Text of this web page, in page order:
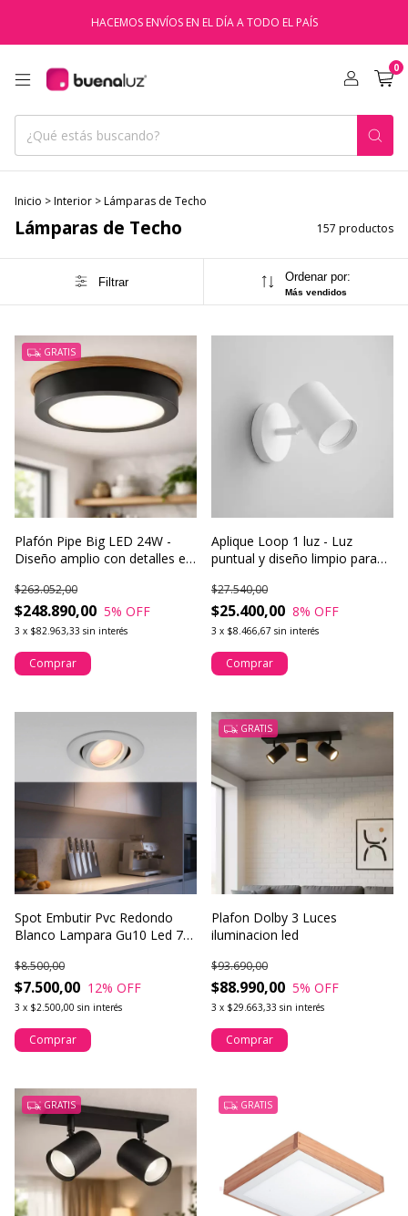
HACEMOS ENVÍOS EN EL DÍA A TODO EL PAÍS
0
Inicio >Interior >Lámparas de Techo
Lámparas de Techo 157 productos
Filtrar Ordenar por:
Más vendidos
GRATIS
Plafón Pipe Big LED 24W -
Diseño amplio con detalles en
$248.890,00
$263.052,00
5% OFF
3 x $82.963,33 sin interés
Comprar
Aplique Loop 1 luz - Luz
puntual y diseño limpio para
$25.400,00
$27.540,00
8% OFF
3 x $8.466,67 sin interés
Comprar
Spot Embutir Pvc Redondo
Blanco Lampara Gu10 Led 7w
$7.500,00
$8.500,00
12% OFF
3 x $2.500,00 sin interés
Comprar
GRATIS
Plafon Dolby 3 Luces
iluminacion led
$88.990,00
$93.690,00
5% OFF
3 x $29.663,33 sin interés
Comprar
GRATIS GRATIS